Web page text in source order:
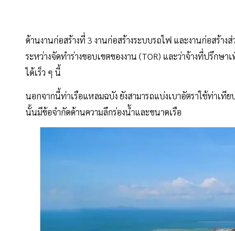
ด้านงานก่อสร้างที่ 3 งานก่อสร้างระบบรถไฟ และงานก่อสร้า
ระหว่างจัดทำร่างขอบเขตของงาน (TOR) และว่าจ้างที่ปรึกษ
ได้เร็ว ๆ นี้
นอกจากนี้ท่าเรือแหลมฉบัง ยังสามารถแบ่งเบาอัตราใช้ท่าเที
นั้นมีข้อจำกัดด้านความลึกร่องน้ำและขนาดเรือ